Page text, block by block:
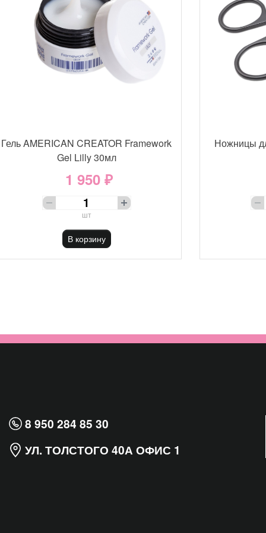
Гель AMERICAN CREATOR Framework
Gel Lilly 30мл
1 950 ₽
шт
В корзину
Ножницы
8 950 284 85 30
УЛ. ТОЛСТОГО 40А ОФИС 1